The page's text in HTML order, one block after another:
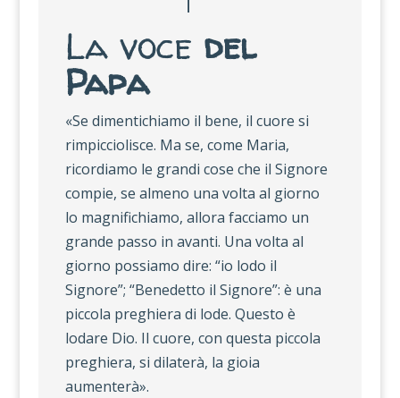
La voce del
Papa
«Se dimentichiamo il bene, il cuore si
rimpicciolisce. Ma se, come Maria,
ricordiamo le grandi cose che il Signore
compie, se almeno una volta al giorno
lo magnifichiamo, allora facciamo un
grande passo in avanti. Una volta al
giorno possiamo dire: “io lodo il
Signore”; “Benedetto il Signore”: è una
piccola preghiera di lode. Questo è
lodare Dio. Il cuore, con questa piccola
preghiera, si dilaterà, la gioia
aumenterà».